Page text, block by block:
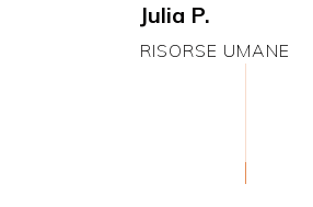
Julia P.
RISORSE UMANE